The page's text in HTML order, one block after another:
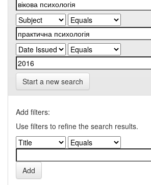
Start a new search
Add filters:
Use filters to refine the search results.